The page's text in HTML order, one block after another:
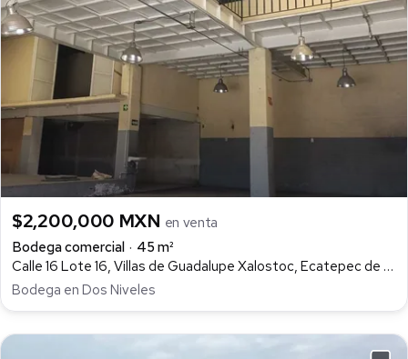
$2,200,000 MXN en venta
Bodega comercial
45 m²
Calle 16 Lote 16, Villas de Guadalupe Xalostoc, Ecatepec de Morelos
Bodega en Dos Niveles